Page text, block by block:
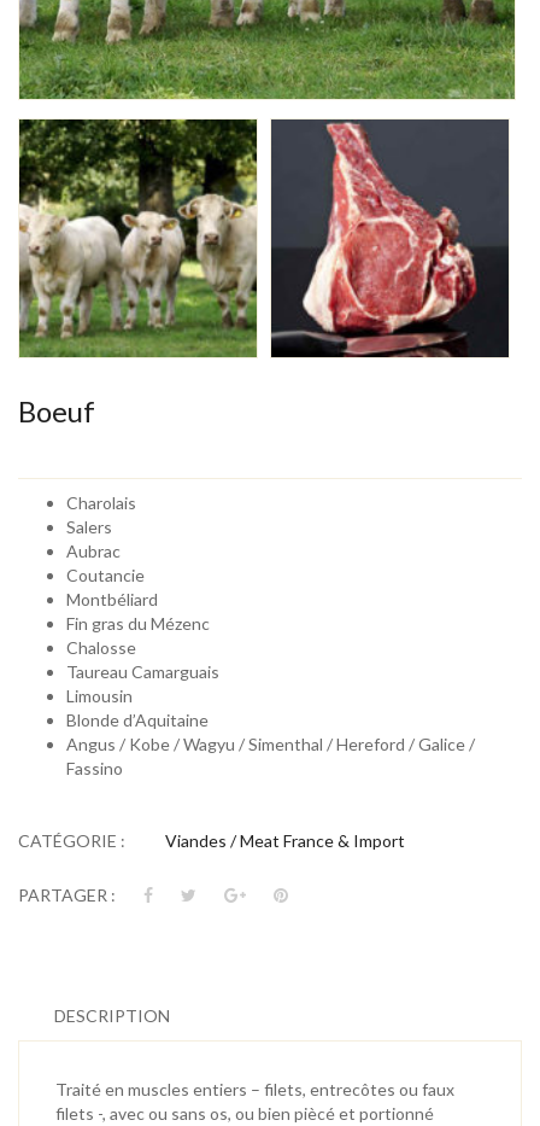
Boeuf
Charolais
Salers
Aubrac
Coutancie
Montbéliard
Fin gras du Mézenc
Chalosse
Taureau Camarguais
Limousin
Blonde d’Aquitaine
Angus / Kobe / Wagyu / Simenthal / Hereford / Galice /
Fassino
CATÉGORIE : Viandes / Meat France & Import
PARTAGER :
DESCRIPTION
Traité en muscles entiers – filets, entrecôtes ou faux
filets -, avec ou sans os, ou bien piècé et portionné